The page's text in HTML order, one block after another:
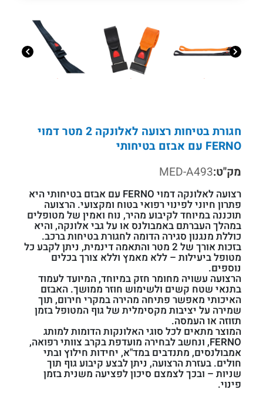
חגורת בטיחות רצועה לאלונקה 2 מטר דמוי
FERNO עם אבזם בטיחותי
מק"ט:MED-A493
רצועה לאלונקה דמוי FERNO עם אבזם בטיחותי היא
פתרון חיוני לפינוי רפואי בטוח ומקצועי. הרצועה
תוכננה במיוחד לקיבוע מהיר, נוח ואמין של מטופלים
במהלך העברתם באמבולנס או על גבי אלונקה, והיא
כוללת מנגנון סגירה הדומה לחגורת בטיחות ברכב.
בזכות אורך של 2 מטר והתאמה דינמית, ניתן לקבע כל
מטופל ביעילות – ללא מאמץ וללא צורך בכלים
נוספים.
הרצועה עשויה מחומר חזק במיוחד, המיועד לעמוד
בתנאי שטח קשים ולשימוש חוזר ממושך. האבזם
האיכותי מאפשר פתיחה מהירה במקרי חירום, תוך
שמירה על יציבות מקסימלית של גוף המטופל בזמן
תזוזה או העמסה.
המוצר מתאים לכל סוגי האלונקות הדומות למותג
FERNO, ונחשב לבחירה מועדפת בקרב צוותי רפואה,
אמבולנסים, מתנדבים במד"א, יחידות חילוץ ובתי
חולים. בעזרת הרצועה, ניתן לבצע קיבוע גוף תוך
שניות – ובכך לצמצם סיכון לפציעה משנית בזמן
פינוי.